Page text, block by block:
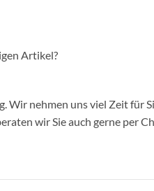
Artikel?
Wir nehmen uns viel Zeit für
wir Sie auch gerne per